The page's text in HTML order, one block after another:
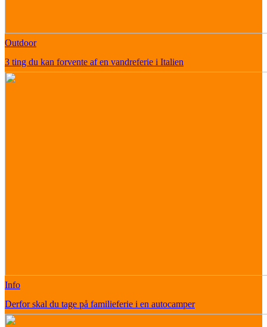
Outdoor
3 ting du kan forvente af en vandreferie i Italien
Info
Derfor skal du tage på familieferie i en autocamper